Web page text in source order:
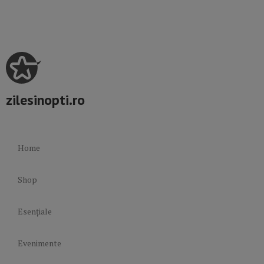
zilesinopti.ro
Home
Shop
Esențiale
Evenimente